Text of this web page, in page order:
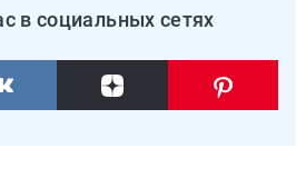
в социальных сетях